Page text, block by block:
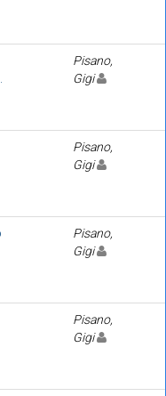
Pisano,
Gigi
Pisano,
Gigi
Pisano,
Gigi
Pisano,
Gigi